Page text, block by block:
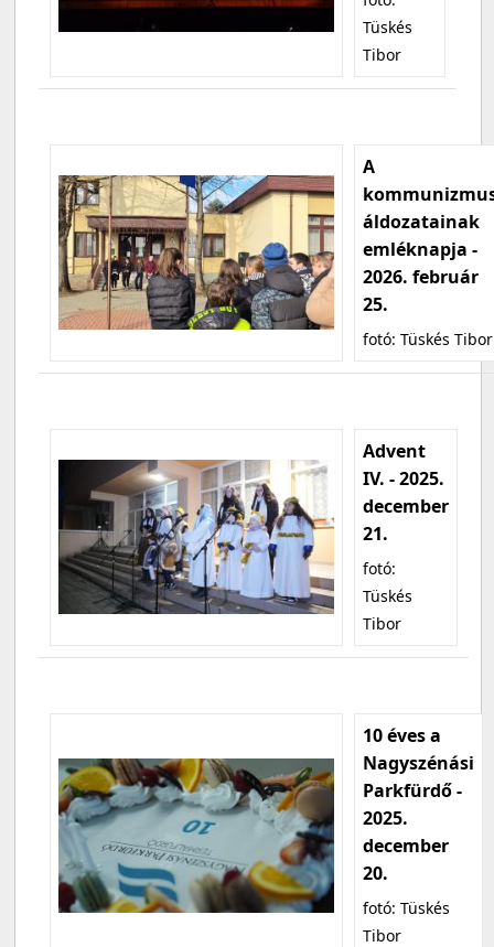
Tüskés
Tibor
A
áldozatainak
emléknapja -
2026. február
25.
fotó: Tüskés Tibor
Advent
IV. - 2025.
december
21.
fotó:
Tüskés
Tibor
10 éves a
Nagyszénási
Parkfürdő -
2025.
december
20.
fotó: Tüskés
Tibor